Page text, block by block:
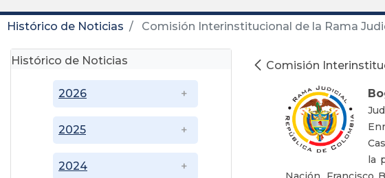
Histórico de Noticias Comisión Interinstitucional de la Rama
Histórico de Noticias
2024
2025
2026
Comisión
la